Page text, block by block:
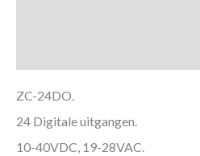
ZC-24DO.
24 Digitale uitgangen.
10-40VDC, 19-28VAC.